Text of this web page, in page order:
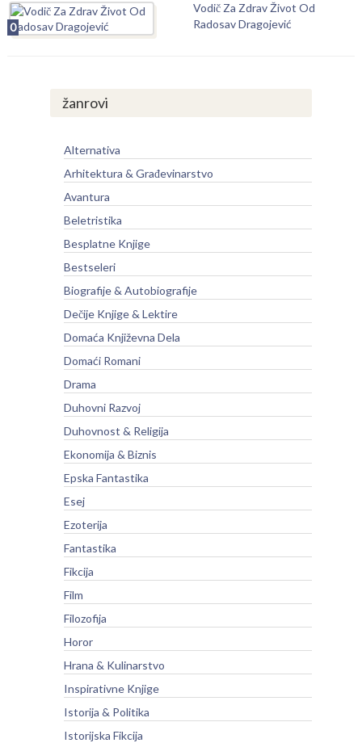
0
Vodič Za Zdrav Život Od
Radosav Dragojević
žanrovi
Alternativa
Arhitektura & Građevinarstvo
Avantura
Beletristika
Besplatne Knjige
Bestseleri
Biografije & Autobiografije
Dečije Knjige & Lektire
Domaća Književna Dela
Domaći Romani
Drama
Duhovni Razvoj
Duhovnost & Religija
Ekonomija & Biznis
Epska Fantastika
Esej
Ezoterija
Fantastika
Fikcija
Film
Filozofija
Horor
Hrana & Kulinarstvo
Inspirativne Knjige
Istorija & Politika
Istorijska Fikcija